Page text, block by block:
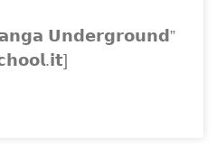
𝗨𝗻𝗱𝗲𝗿𝗴𝗿𝗼𝘂𝗻𝗱”